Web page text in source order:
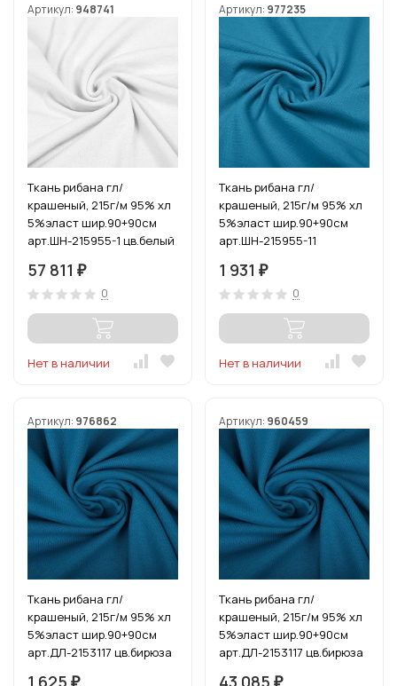
Артикул: 948741
Ткань рибана гл/
крашеный, 215г/м 95% хл
5%эласт шир.90+90см
арт.ШН-215955-1 цв.белый
57 811 ₽
0
Нет в наличии
Артикул: 977235
Ткань рибана гл/
крашеный, 215г/м 95% хл
5%эласт шир.90+90см
арт.ШН-215955-11
1 931 ₽
0
Нет в наличии
Артикул: 976862
Ткань рибана гл/
крашеный, 215г/м 95% хл
5%эласт шир.90+90см
арт.ДЛ-2153117 цв.бирюза
1 625 ₽
Артикул: 960459
Ткань рибана гл/
крашеный, 215г/м 95% хл
5%эласт шир.90+90см
арт.ДЛ-2153117 цв.бирюза
43 085 ₽